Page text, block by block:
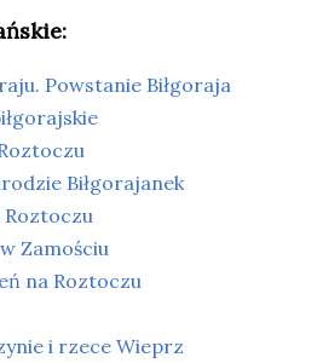
Powstanie Biłgoraja
Biłgorajanek
Zamościu
na Roztoczu
i rzece Wieprz